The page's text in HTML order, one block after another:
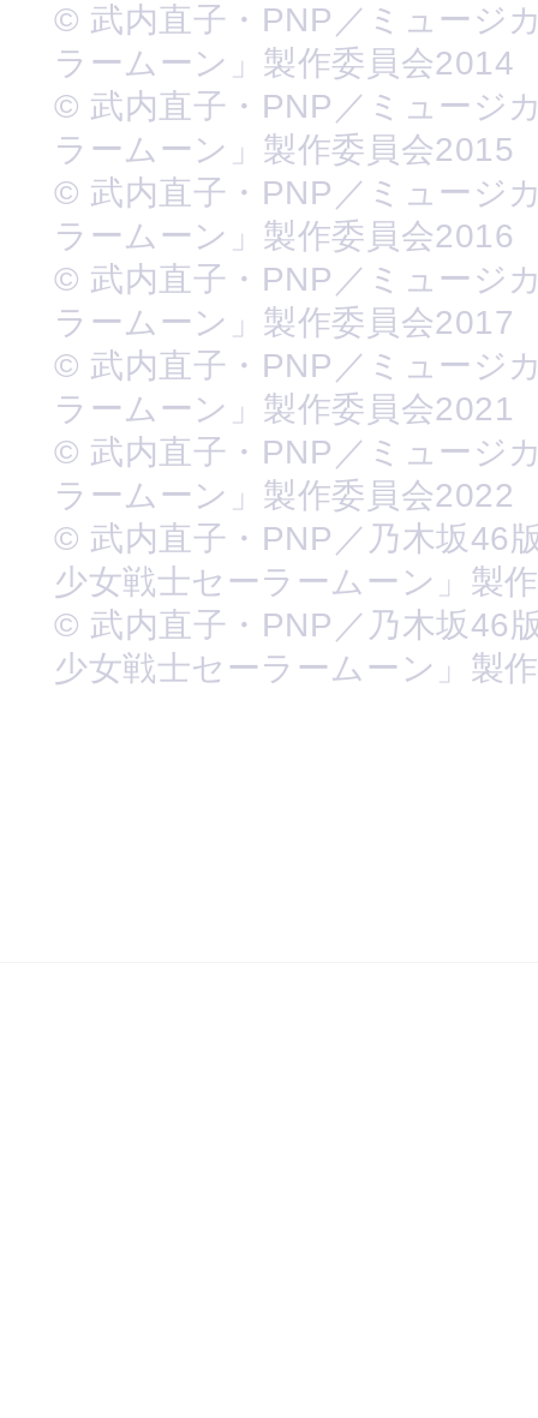
© 武内直子・PNP／ミュージ
ラームーン」製作委員会2014
© 武内直子・PNP／ミュージ
ラームーン」製作委員会2015
© 武内直子・PNP／ミュージ
ラームーン」製作委員会2016
© 武内直子・PNP／ミュージ
ラームーン」製作委員会2017
© 武内直子・PNP／ミュージ
ラームーン」製作委員会2021
© 武内直子・PNP／ミュージ
ラームーン」製作委員会2022
© 武内直子・PNP／乃木坂46
少女戦士セーラームーン」製
© 武内直子・PNP／乃木坂46
少女戦士セーラームーン」製